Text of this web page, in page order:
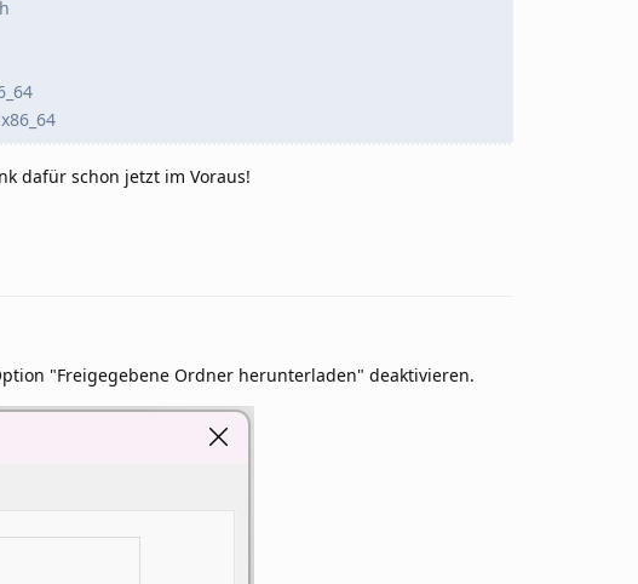
dafür schon jetzt im Voraus!
"Freigegebene Ordner herunterladen" deaktivieren.